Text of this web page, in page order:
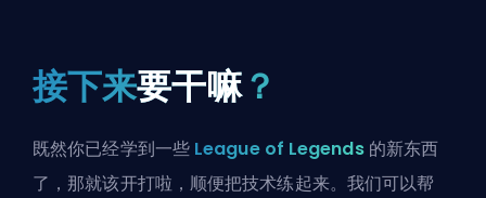
接下来要干嘛？
既然你已经学到一些 League of Legends的新东西
了，那就该开打啦，顺便把技术练起来。我们可以帮